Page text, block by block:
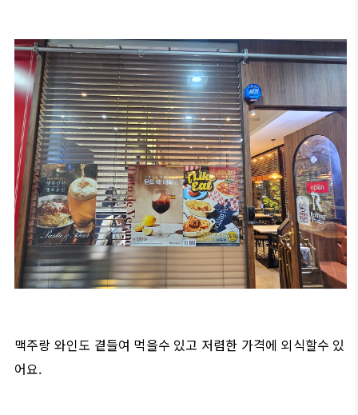
맥주랑 와인도 곁들여 먹을수 있고 저렴한 가격에 외식할수 있
어요.